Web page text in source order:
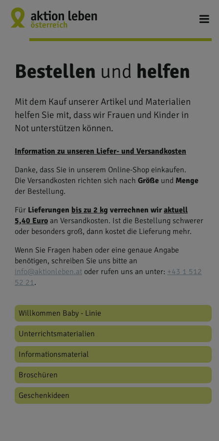
Bestellen und helfen
Mit dem Kauf unserer Artikel und Materialien
helfen Sie mit, dass wir Frauen und Kinder in
Not unterstützen können.
Information zu unseren Liefer- und Versandkosten
Danke, dass Sie in unserem Online-Shop einkaufen.
Die Versandkosten richten sich nach Größe und Menge
der Bestellung.
Für Lieferungen bis zu 2 kg verrechnen wiraktuell
5,40 Euro an Versandkosten. Ist die Bestellung schwerer
oder besonders groß, dann kostet die Lieferung mehr.
Wenn Sie Fragen haben oder eine genaue Angabe
benötigen, schreiben Sie uns bitte an
info@aktionleben.at oder rufen uns an unter: +43 1 512
52 21.
Willkommen Baby - Linie
Unterrichtsmaterialien
Informationsmaterial
Broschüren
Geschenkideen